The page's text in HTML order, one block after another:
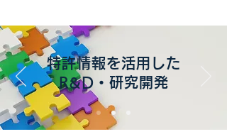
特許情報を活用した
R&D・研究開発